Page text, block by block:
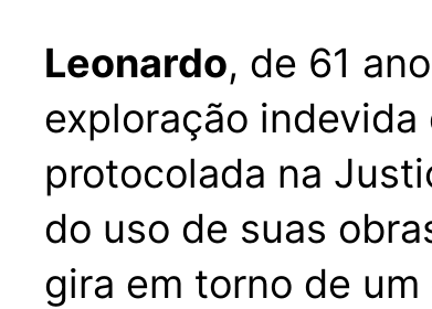
Leonardo, de 61
exploração
protocolada na
do uso de suas
gira em torno de